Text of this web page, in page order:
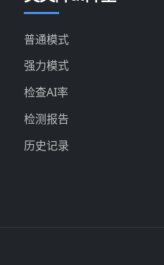
普通模式
强力模式
检查AI率
检测报告
历史记录